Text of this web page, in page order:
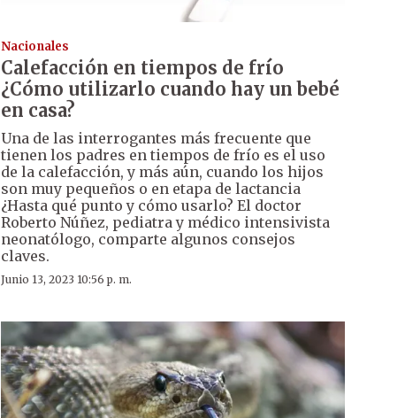
Nacionales
Calefacción en tiempos de frío
¿Cómo utilizarlo cuando hay un bebé
en casa?
Una de las interrogantes más frecuente que
tienen los padres en tiempos de frío es el uso
de la calefacción, y más aún, cuando los hijos
son muy pequeños o en etapa de lactancia
¿Hasta qué punto y cómo usarlo? El doctor
Roberto Núñez, pediatra y médico intensivista
neonatólogo, comparte algunos consejos
claves.
Junio 13, 2023 10:56 p. m.